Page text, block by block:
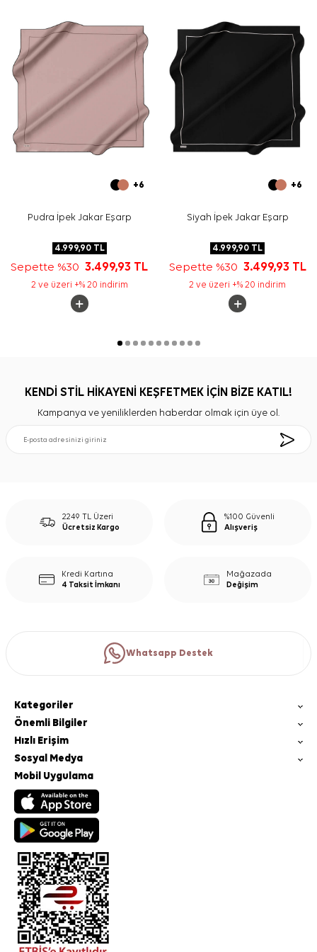
Bakım
Yıkama ve bakım için ürün etiketindeki talimatları
izleyiniz. İpek ve hassas eşarplarda elde nazik bakım
gerektiğinde Aker İpek Eşarp Şampuanı
Sıkça Sorulan Sorular
Kahverengi İpek Kare Fırça Desenli Eşarp hangi
kumaştan üretilmiştir?
Bu eşarp hangi renklerle kombinlenir?
Bu ürün günlük kullanım için uygun mudur?
+6
Pudra İpek Jakar Eşarp
4.999,90TL
Sepette %303.499,93 TL
2 ve üzeri +% 20 indirim
+6
Siyah İpek Jakar Eşarp
4.999,90 TL
Sepette %30 3.499,93 TL
2 ve üzeri +% 20 indirim
KENDİ STİL HİKAYENİ KEŞFETMEK İÇİN BİZE KATIL!
Kampanya ve yeniliklerden haberdar olmak için üye ol.
2249 TL Üzeri
Ücretsiz Kargo
%100 Güvenli
Alışveriş
Kredi Kartına
4 Taksit İmkanı
Mağazada
Değişim
Whatsapp Destek
Kategoriler
Önemli Bilgiler
Hızlı Erişim
Sosyal Medya
Mobil Uygulama